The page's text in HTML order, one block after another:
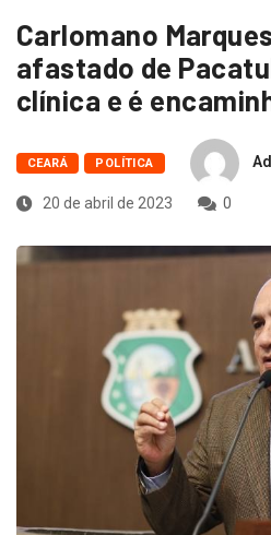
Carlomano
afastado de
clínica e é
CEARÁ POLÍTICA
20 de abril de 2023 0